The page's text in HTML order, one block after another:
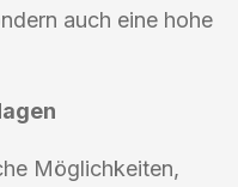
auch eine hohe
Möglichkeiten,